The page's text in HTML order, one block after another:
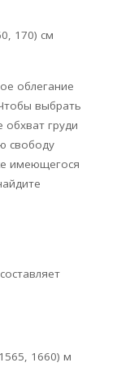
170) см
облегание
выбрать
груди
свободу
имеющегося
1660) м